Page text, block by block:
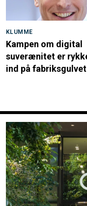
KLUMME
Kampen om digital
suverænitet er
ind på fabriksgulvet